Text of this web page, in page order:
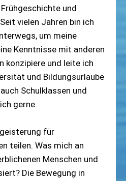
und
vielen Jahren bin ich
um meine
Kenntnisse mit anderen
konzipiere und leite ich
und Bildungsurlaube
Schulklassen und
gerne.
für
teilen. Was mich an
Menschen und
Die Bewegung in